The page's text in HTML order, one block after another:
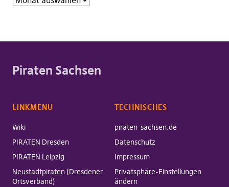
Piraten Sachsen
LINKMENÜ
Wiki
PIRATEN Dresden
PIRATEN Leipzig
Neustadtpiraten (Dresdener
Ortsverband)
TECHNISCHES
piraten-sachsen.de
Datenschutz
Impressum
Privatsphäre-Einstellungen
ändern